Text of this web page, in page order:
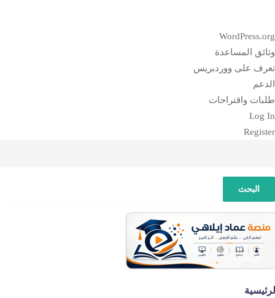
المساعدة
على ووردبريس
واقتراحات
Log